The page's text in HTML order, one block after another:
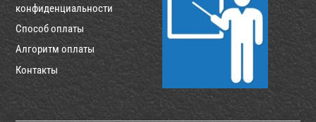
конфиденциальности
Способ оплаты
Алгоритм оплаты
Контакты